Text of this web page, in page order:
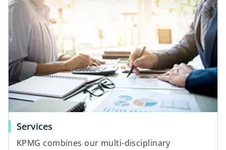
Services
KPMG combines our multi-disciplinary